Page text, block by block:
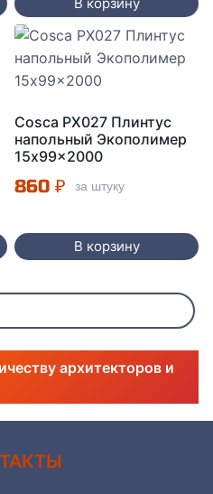
Cosca PX027 Плинтус
напольный Экополимер
15x99x2000
860 ₽ за штуку
В корзину
архитекторов и